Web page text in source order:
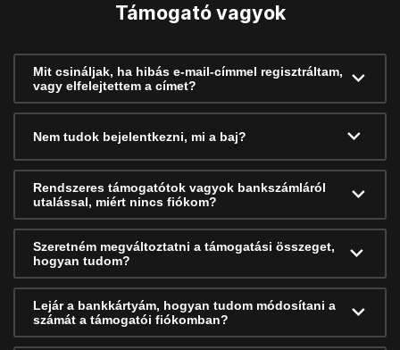
Támogató vagyok
Mit csináljak, ha hibás e-mail-címmel regisztráltam,
vagy elfelejtettem a címet?
Nem tudok bejelentkezni, mi a baj?
Rendszeres támogatótok vagyok bankszámláról
utalással, miért nincs fiókom?
Szeretném megváltoztatni a támogatási összeget,
hogyan tudom?
Lejár a bankkártyám, hogyan tudom módosítani a
számát a támogatói fiókomban?